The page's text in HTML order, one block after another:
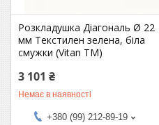
Розкладушка Діагональ Ø 22
мм Текстилен зелена, біла
смужки (Vitan ТМ)
3 101 ₴
Немає в наявності
+380 (99) 212-89-19